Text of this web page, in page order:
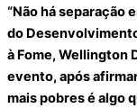
“Não há separação
do
à Fome, Wellington
evento, após
mais pobres é algo